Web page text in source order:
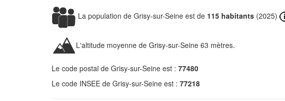
La population de Grisy-sur-Seine est de 115 habitants (2025)
L'altitude moyenne de Grisy-sur-Seine 63 mètres.
Le code postal de Grisy-sur-Seine est : 77480
Le code INSEE de Grisy-sur-Seine est : 77218